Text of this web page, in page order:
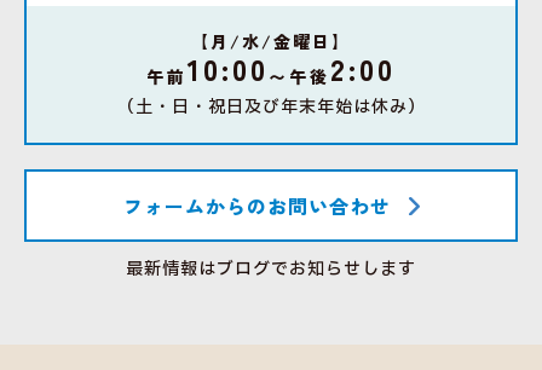
【月/水/金曜日】
午前 10:00 〜午後 2:00
（土・日・祝日及び年末年始は休み）
フォームからのお問い合わせ
最新情報はブログでお知らせします